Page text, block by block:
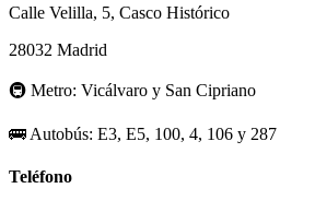
Calle Velilla, 5, Casco Histórico
28032 Madrid
🚇 Metro: Vicálvaro y San Cipriano
🚌 Autobús: E3, E5, 100, 4, 106 y 287
Teléfono